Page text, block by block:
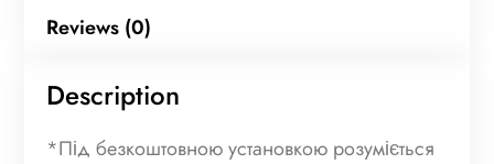
Reviews (0)
Description
*Під безкоштовною установкою розуміється